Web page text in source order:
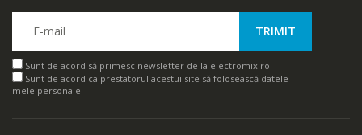
Sunt de acord să primesc newsletter de la electromix.ro
Sunt de acord ca prestatorul acestui site să folosească datele
mele personale.